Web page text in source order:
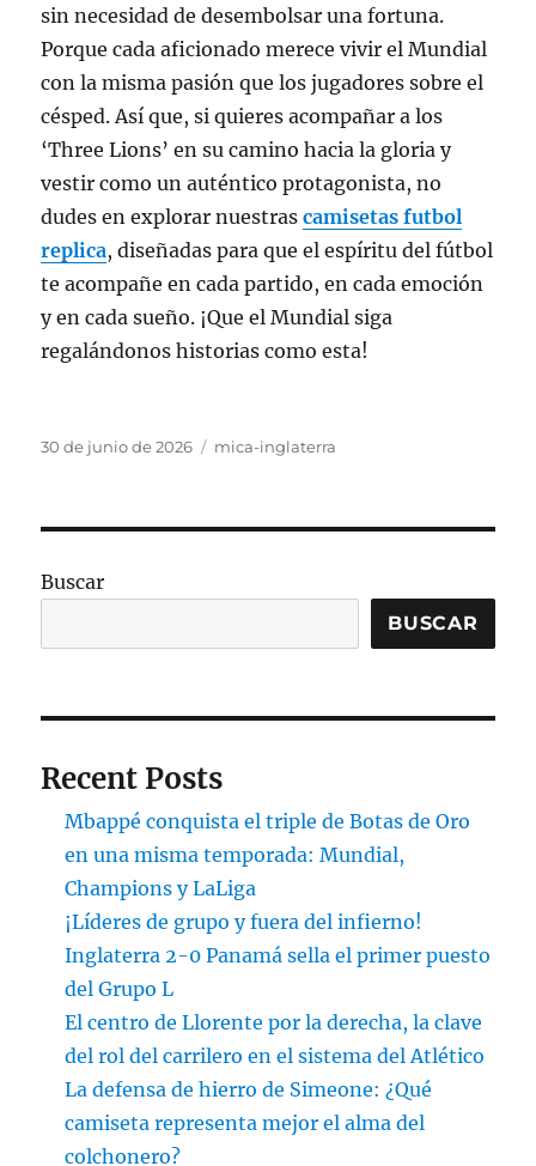
sin necesidad de desembolsar una fortuna.
Porque cada aficionado merece vivir el Mundial
con la misma pasión que los jugadores sobre el
césped. Así que, si quieres acompañar a los
‘Three Lions’ en su camino hacia la gloria y
vestir como un auténtico protagonista, no
dudes en explorar nuestrascamisetas futbol
replica, diseñadas para que el espíritu del fútbol
te acompañe en cada partido, en cada emoción
y en cada sueño. ¡Que el Mundial siga
regalándonos historias como esta!
Publicado
30 de junio de 2026 Categorías
mica-inglaterra
Buscar
BUSCAR
Recent Posts
Mbappé conquista el triple de Botas de Oro
en una misma temporada: Mundial,
Champions y LaLiga
¡Líderes de grupo y fuera del infierno!
Inglaterra 2-0 Panamá sella el primer puesto
del Grupo L
El centro de Llorente por la derecha, la clave
del rol del carrilero en el sistema del Atlético
La defensa de hierro de Simeone: ¿Qué
camiseta representa mejor el alma del
colchonero?